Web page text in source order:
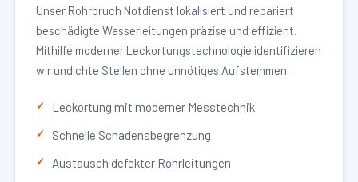
Unser Rohrbruch Notdienst lokalisiert und repariert
beschädigte Wasserleitungen präzise und effizient.
Mithilfe moderner Leckortungstechnologie identifizieren
wir undichte Stellen ohne unnötiges Aufstemmen.
Leckortung mit moderner Messtechnik
Schnelle Schadensbegrenzung
Austausch defekter Rohrleitungen